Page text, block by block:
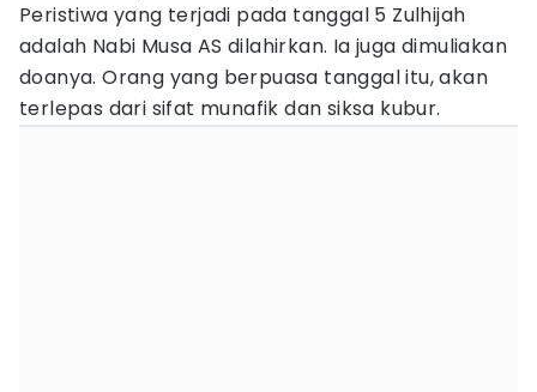
Peristiwa yang terjadi pada tanggal 5 Zulhijah
adalah Nabi Musa AS dilahirkan. Ia juga dimuliakan
doanya. Orang yang berpuasa tanggal itu, akan
terlepas dari sifat munafik dan siksa kubur.